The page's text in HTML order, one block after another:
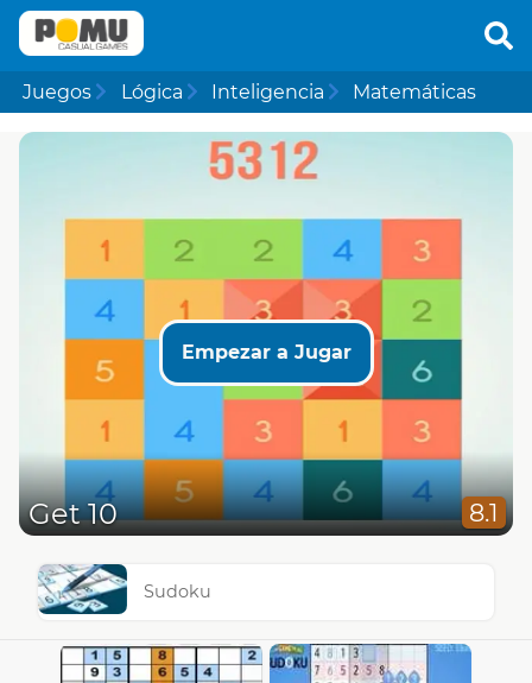
Juegos Lógica Inteligencia Matemáticas
Empezar a Jugar
Get 10 8.1
Sudoku